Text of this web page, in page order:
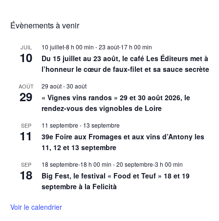
Évènements à venir
JUIL
10
10 juillet-8 h 00 min -23 août-17 h 00 min
Du 15 juillet au 23 août, le café Les Éditeurs met à
l’honneur le cœur de faux-filet et sa sauce secrète
AOÛT
29
29 août-30 août
« Vignes vins randos » 29 et 30 août 2026, le
rendez-vous des vignobles de Loire
SEP
11
11 septembre - 13 septembre
39e Foire aux Fromages et aux vins d’Antony les
11, 12 et 13 septembre
SEP
18
18 septembre-18 h 00 min -20 septembre-3 h 00 min
Big Fest, le festival « Food et Teuf » 18 et 19
septembre à la Felicità
Voir le calendrier